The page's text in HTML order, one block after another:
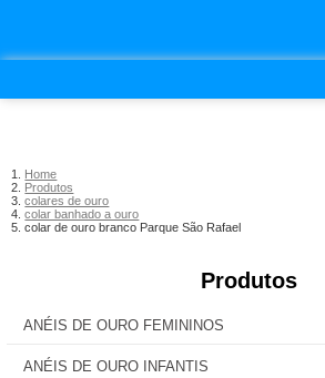
Home
Produtos
colares de ouro
colar banhado a ouro
colar de ouro branco Parque São Rafael
Produtos
ANÉIS DE OURO FEMININOS
ANÉIS DE OURO INFANTIS